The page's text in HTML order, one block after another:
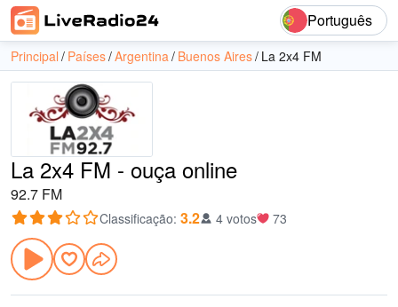
Português
Principal Países Argentina Buenos Aires La 2x4 FM
La 2x4 FM - ouça online
92.7 FM
Classificação: 3.2 4 votos 73